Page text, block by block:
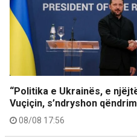
“Politika e Ukrainës, e
Vuçiçin, s’ndryshon
08/08 17:56